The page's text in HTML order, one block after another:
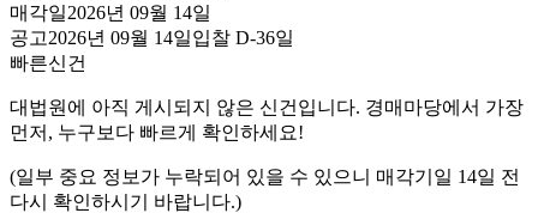
매각일2026년 09월 14일
공고2026년 09월 14일입찰 D-36일
빠른신건
대법원에 아직 게시되지 않은 신건입니다. 경매마당에서 가장
먼저, 누구보다 빠르게 확인하세요!
(일부 중요 정보가 누락되어 있을 수 있으니 매각기일 14일 전
다시 확인하시기 바랍니다.)